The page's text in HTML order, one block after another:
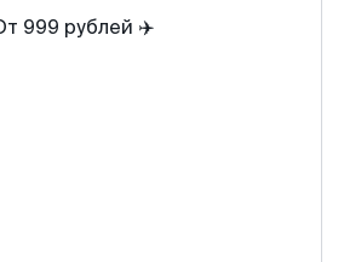
999 рублей ✈️